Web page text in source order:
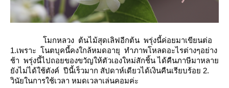
มกหลวง ต้นไม้สุดเลิฟอีกต้น พรุ่งนี้ค่อยมาเขียนต่อ
1.เพราะ โนตบุคนี้คงใกล้หมดอายุ ทำภาพโหลดอะไรต่างๆอย่าง
ช้า พรุ่งนี้ไปถอยของขวัญให้ตัวเองใหม่สักชิ้น ได้คืนภาษีมาหลา
ังไม่ได้ใช้ตังค์ ปีนี้เร็วมาก สัปดาห์เดียวได้เงินคืนเรียบร้อย 2.
วินัยในการใช้เวลา หมดเวลาเล่นคอมค่ะ